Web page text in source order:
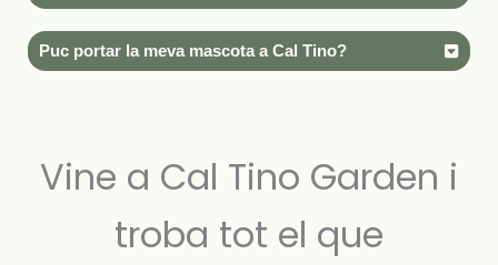
Puc portar la meva mascota a Cal Tino?
Vine a Cal Tino Garden i
troba tot el que